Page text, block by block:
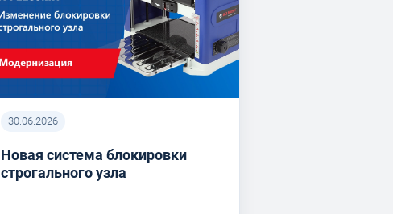
30.06.2026
Новая система блокировки
строгального узла